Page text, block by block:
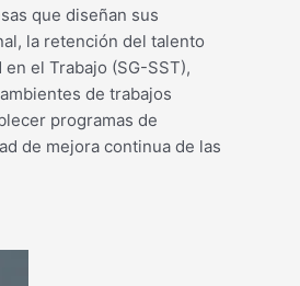
que diseñan sus
la retención del talento
el Trabajo (SG-SST),
de trabajos
programas de
de mejora continua de las